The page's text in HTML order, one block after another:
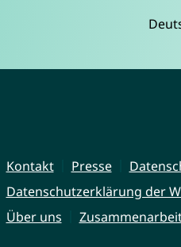
Kontakt Presse
Datenschutzerklärung der
Über uns